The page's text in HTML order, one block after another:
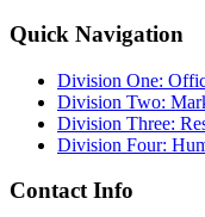
Quick Navigation
Division One:
Division Two:
Division Three:
Division Four:
Contact Info